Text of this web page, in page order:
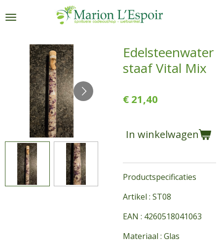
direct
hoofdinhoud
Edelsteenwater
staaf Vital Mix
€ 21,40
In winkelwagen
Productspecificaties
Artikel : ST08
EAN : 4260518041063
Materiaal : Glas